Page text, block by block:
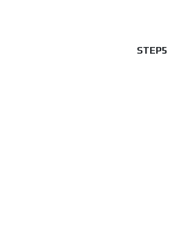
STEP5